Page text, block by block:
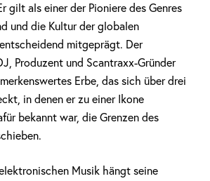
gilt als einer der Pioniere des Genres
und die Kultur der globalen
mitgeprägt. Der
Produzent und Scantraxx-Gründer
Erbe, das sich über drei
in denen er zu einer Ikone
bekannt war, die Grenzen des
Musik hängt seine